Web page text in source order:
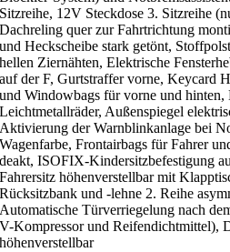
Sitzreihe, 12V Steckdose 3. Sitzreihe
Dachreling quer zur Fahrtrichtung
und Heckscheibe stark getönt,
hellen Ziernähten, Elektrische
auf der F, Gurtstraffer vorne, Keycard
und Windowbags für vorne und
Leichtmetallräder, Außenspiegel
Aktivierung der Warnblinkanlage bei
Wagenfarbe, Frontairbags für Fahrer
deakt, ISOFIX-Kindersitzbefestigung
Fahrersitz höhenverstellbar mit
Rücksitzbank und -lehne 2. Reihe
Automatische Türverriegelung nach
V-Kompressor und Reifendichtmittel),
höhenverstellbar